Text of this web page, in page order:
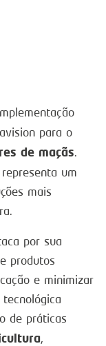
para o
de maçãs.
representa um
mais
por sua
produtos
e minimizar
de práticas
,